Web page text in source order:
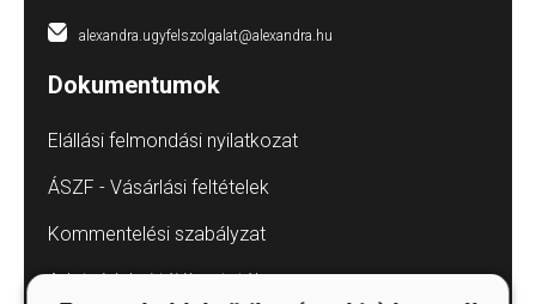
alexandra.ugyfelszolgalat@alexandra.hu
Dokumentumok
Elállási felmondási nyilatkozat
ÁSZF - Vásárlási feltételek
Kommentelési szabályzat
Adatvédelmi tájékoztatók